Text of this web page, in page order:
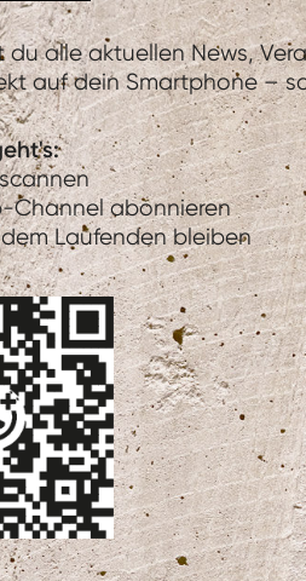
du alle aktuellen News,
auf dein Smartphone –
Channel abonnieren
Laufenden bleiben